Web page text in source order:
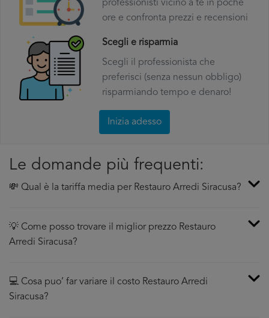
professionisti vicino a te in poche
ore e confronta prezzi e recensioni
Scegli e risparmia
Scegli il professionista che
preferisci (senza nessun obbligo)
risparmiando tempo e denaro!
Inizia adesso
Le domande più frequenti:
💸 Qual è la tariffa media per Restauro Arredi Siracusa?
💡 Come posso trovare il miglior prezzo Restauro
Arredi Siracusa?
💻 Cosa puo’ far variare il costo Restauro Arredi
Siracusa?